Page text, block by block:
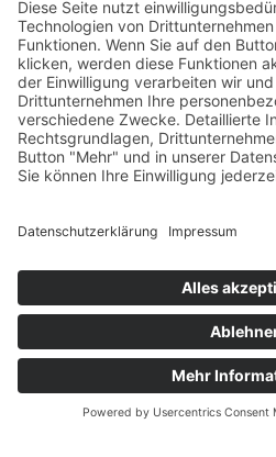
Quicklinks
Symworking Ecosystem
Mitglied werden
Social Media
Zu LinkedIn
Zu YouTube
Impressum
Datenschutzerklärung